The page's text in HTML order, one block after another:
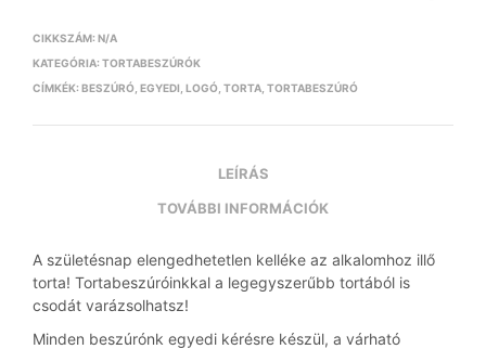
CIKKSZÁM: N/A
KATEGÓRIA: TORTABESZÚRÓK
CÍMKÉK: BESZÚRÓ EGYEDI LOGÓ TORTA TORTABESZÚRÓ
LEÍRÁS
TOVÁBBI INFORMÁCIÓK
A születésnap elengedhetetlen kelléke az alkalomhoz illő
torta! Tortabeszúróinkkal a legegyszerűbb tortából is
csodát varázsolhatsz!
Minden beszúrónk egyedi kérésre készül, a várható